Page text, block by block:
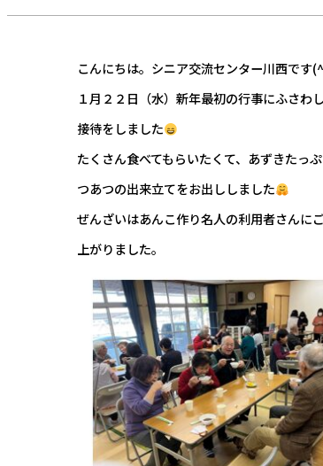
こんにちは。シニア交流センター川西です
１月２２日（水）新年最初の行事にふさわ
接待をしました
たくさん食べてもらいたくて、あずきたっ
つあつの出来立てをお出ししました
ぜんざいはあんこ作り名人の利用者さんに
上がりました。